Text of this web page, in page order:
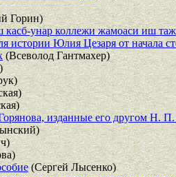
Горин)
унар коллежи жамоаси иш
истории Юлия Цезаря от начала
(Всеволод Гантмахер)
изданные его другом Н.
(Сергей Лысенко)